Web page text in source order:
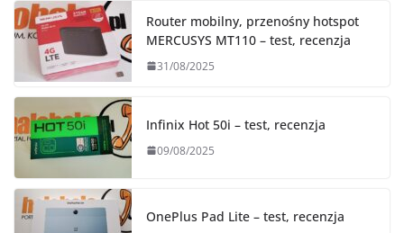
Router mobilny, przenośny hotspot
MERCUSYS MT110 – test, recenzja
31/08/2025
Infinix Hot 50i – test, recenzja
09/08/2025
OnePlus Pad Lite – test, recenzja